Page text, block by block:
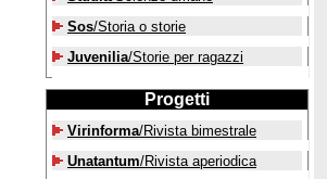
Sos/Storia o storie
Juvenilia/Storie per ragazzi
Progetti
Virinforma/Rivista bimestrale
Unatantum/Rivista aperiodica